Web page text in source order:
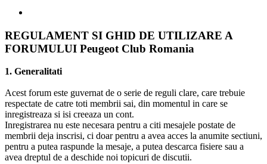
REGULAMENT SI GHID DE UTILIZARE A
FORUMULUI Peugeot Club Romania
1. Generalitati
Acest forum este guvernat de o serie de reguli clare, care trebuie
respectate de catre toti membrii sai, din momentul in care se
inregistreaza si isi creeaza un cont.
Inregistrarea nu este necesara pentru a citi mesajele postate de
membrii deja inscrisi, ci doar pentru a avea acces la anumite sectiuni,
pentru a putea raspunde la mesaje, a putea descarca fisiere sau a
avea dreptul de a deschide noi topicuri de discutii.